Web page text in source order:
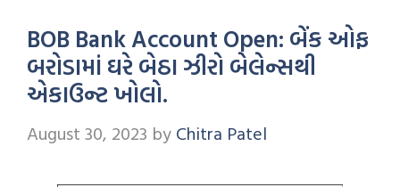
BOB Bank Account Open: બેંક ઓફ
બરોડામાં ઘરે બેઠા ઝીરો બેલેન્સથી
એકાઉન્ટ ખોલો.
August 30, 2023 by Chitra Patel